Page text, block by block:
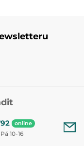
online
10-16